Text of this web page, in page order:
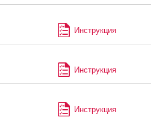
Инструкция
Инструкция
Инструкция